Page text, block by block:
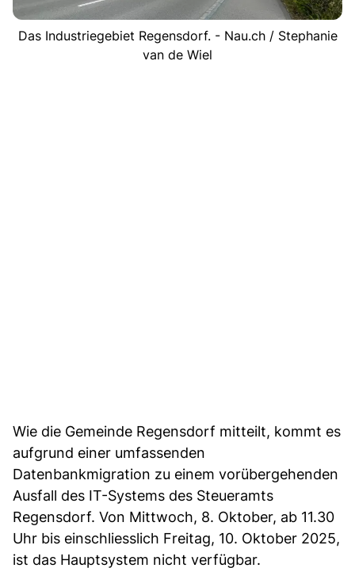
Das Industriegebiet Regensdorf. - Nau.ch / Stephanie
van de Wiel
Wie die Gemeinde Regensdorf mitteilt, kommt es
aufgrund einer umfassenden
Datenbankmigration zu einem vorübergehenden
Ausfall des IT-Systems des Steueramts
Regensdorf. Von Mittwoch, 8. Oktober, ab 11.30
Uhr bis einschliesslich Freitag, 10. Oktober 2025,
ist das Hauptsystem nicht verfügbar.